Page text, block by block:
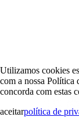
Utilizamos cookies
com a nossa Política
concorda com estas
aceitarpolítica de